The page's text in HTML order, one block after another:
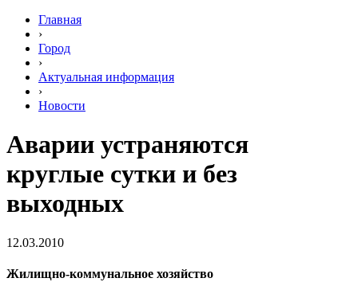
Главная
›
Город
›
Актуальная информация
›
Новости
Аварии устраняются
круглые сутки и без
выходных
12.03.2010
Жилищно-коммунальное хозяйство